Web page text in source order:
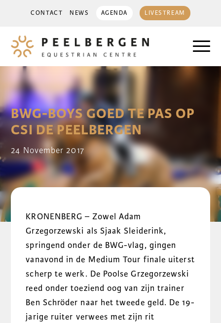
CONTACT NEWS AGENDA LIVESTREAM
BWG-BOYS GOED TE PAS OP
CSI DE PEELBERGEN
24 November 2017
KRONENBERG – Zowel Adam
Grzegorzewski als Sjaak Sleiderink,
springend onder de BWG-vlag, gingen
vanavond in de Medium Tour finale uiterst
scherp te werk. De Poolse Grzegorzewski
reed onder toeziend oog van zijn trainer
Ben Schröder naar het tweede geld. De 19-
jarige ruiter verwees met zijn rit